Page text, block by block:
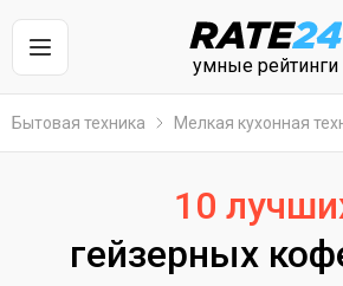
умные рейтинги
Бытовая техника Мелкая кухонная
10
гейзерных